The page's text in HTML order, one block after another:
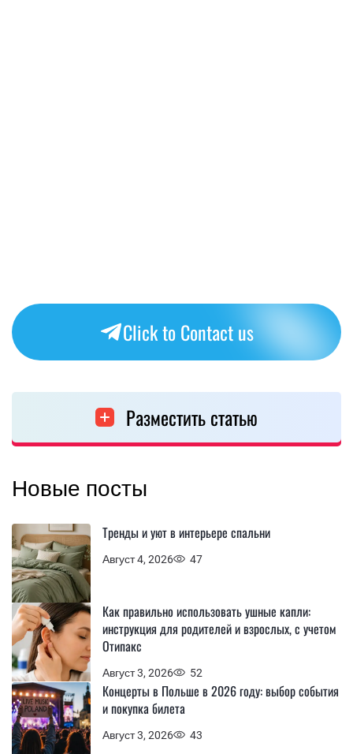
Click to Contact us
Разместить статью
Новые посты
Август 4, 2026 47
Тренды и уют в интерьере спальни
Август 3, 2026 52
Как правильно использовать ушные капли:
инструкция для родителей и взрослых, с учетом
Отипакс
Август 3, 2026 43
Концерты в Польше в 2026 году: выбор события
и покупка билета